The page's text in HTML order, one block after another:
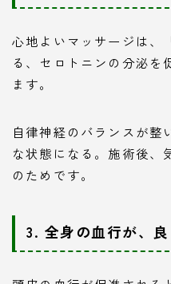
心地よいマッサージは、
る、セロトニンの分泌を
ます。
自律神経のバランスが整
な状態になる。施術後、
のためです。
3. 全身の血行が、